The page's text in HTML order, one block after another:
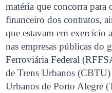
matéria que concorra
financeiro dos contratos,
que estavam em exercício
nas empresas públicas do
Ferroviária Federal
de Trens Urbanos (CBTU)
Urbanos de Porto Alegre